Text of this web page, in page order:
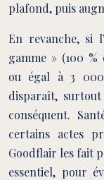
plafond, puis
En revanche, si
gamme » (100
ou égal à 3
disparaît,
conséquent.
certains actes
Goodflair les fait
essentiel, pour